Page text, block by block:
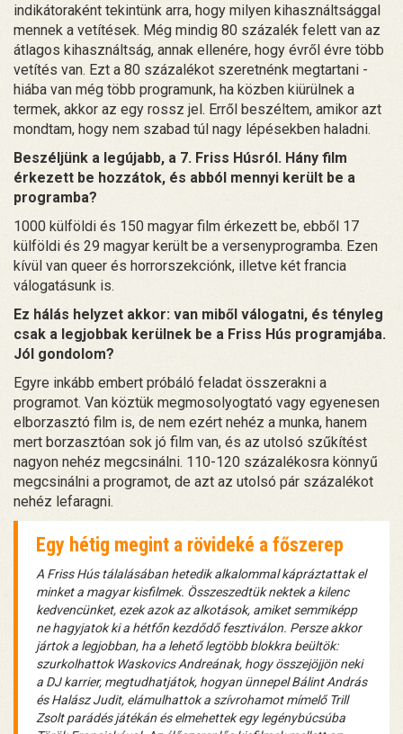
indikátoraként tekintünk arra, hogy milyen kihasználtsággal
mennek a vetítések. Még mindig 80 százalék felett van az
átlagos kihasználtság, annak ellenére, hogy évről évre több
vetítés van. Ezt a 80 százalékot szeretnénk megtartani -
hiába van még több programunk, ha közben kiürülnek a
termek, akkor az egy rossz jel. Erről beszéltem, amikor azt
mondtam, hogy nem szabad túl nagy lépésekben haladni.
Beszéljünk a legújabb, a 7. Friss Húsról. Hány film
érkezett be hozzátok, és abból mennyi került be a
programba?
1000 külföldi és 150 magyar film érkezett be, ebből 17
külföldi és 29 magyar került be a versenyprogramba. Ezen
kívül van queer és horrorszekciónk, illetve két francia
válogatásunk is.
Ez hálás helyzet akkor: van miből válogatni, és tényleg
csak a legjobbak kerülnek be a Friss Hús programjába.
Jól gondolom?
Egyre inkább embert próbáló feladat összerakni a
programot. Van köztük megmosolyogtató vagy egyenesen
elborzasztó film is, de nem ezért nehéz a munka, hanem
mert borzasztóan sok jó film van, és az utolsó szűkítést
nagyon nehéz megcsinálni. 110-120 százalékosra könnyű
megcsinálni a programot, de azt az utolsó pár százalékot
nehéz lefaragni.
Egy hétig megint a rövideké a főszerep
A Friss Hús tálalásában hetedik alkalommal kápráztattak el
minket a magyar kisfilmek. Összeszedtük nektek a kilenc
kedvencünket, ezek azok az alkotások, amiket semmiképp
ne hagyjatok ki a hétfőn kezdődő fesztiválon. Persze akkor
jártok a legjobban, ha a lehető legtöbb blokkra beültök:
szurkolhattok Waskovics Andreának, hogy összejöjjön neki
a DJ karrier, megtudhatjátok, hogyan ünnepel Bálint András
és Halász Judit, elámulhattok a szívrohamot mímelő Trill
Zsolt parádés játékán és elmehettek egy legénybúcsúba